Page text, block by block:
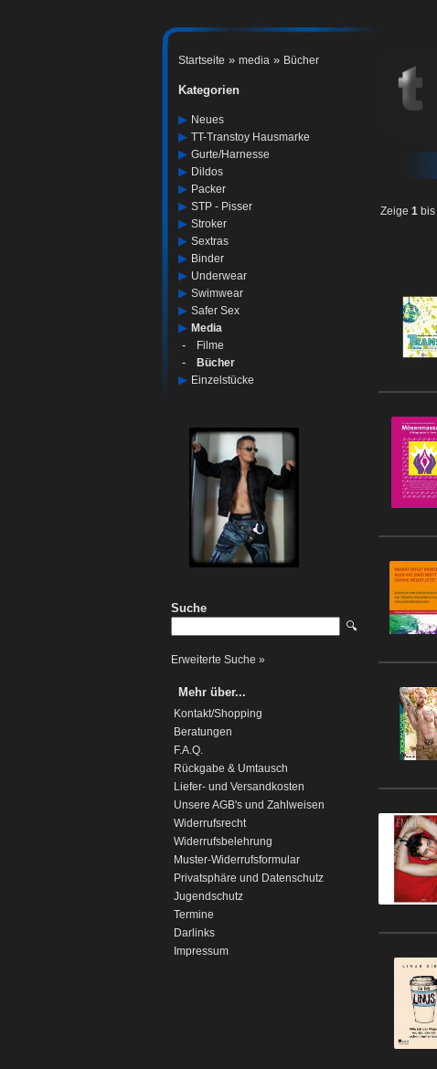
Startseite » media » Bücher
Kategorien
▶ Neues
▶ TT-Transtoy Hausmarke
▶ Gurte/harnesse
▶ Dildos
▶ Packer
▶ STP - Pisser
▶ Stroker
▶ Sextras
▶ Binder
▶ Underwear
▶ Swimwear
▶ Safer Sex
▶ Media
- Filme
- Bücher
▶ Einzelstücke
Suche
🔍
Erweiterte Suche »
Mehr über...
Kontakt/Shopping
Beratungen
F.A.Q.
Rückgabe & Umtausch
Liefer- und Versandkosten
Unsere AGB's und Zahlweisen
Widerrufsrecht
Widerrufsbelehrung
Muster-Widerrufsformular
Privatsphäre und Datenschutz
Jugendschutz
Termine
Darlinks
Impressum
Zeige 1bis